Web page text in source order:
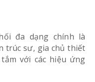
đa dạng chính là
trúc sư, gia chủ thiết
với các hiệu ứng